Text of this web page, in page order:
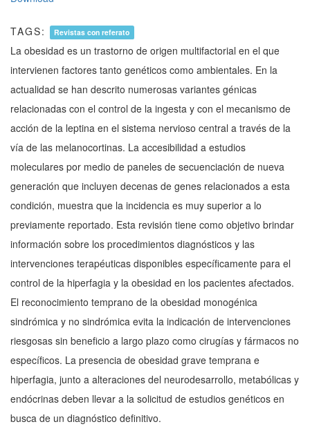
TAGS: Revistas con referato
La obesidad es un trastorno de origen multifactorial en el que
intervienen factores tanto genéticos como ambientales. En la
actualidad se han descrito numerosas variantes génicas
relacionadas con el control de la ingesta y con el mecanismo de
acción de la leptina en el sistema nervioso central a través de la
vía de las melanocortinas. La accesibilidad a estudios
moleculares por medio de paneles de secuenciación de nueva
generación que incluyen decenas de genes relacionados a esta
condición, muestra que la incidencia es muy superior a lo
previamente reportado. Esta revisión tiene como objetivo brindar
información sobre los procedimientos diagnósticos y las
intervenciones terapéuticas disponibles específicamente para el
control de la hiperfagia y la obesidad en los pacientes afectados.
El reconocimiento temprano de la obesidad monogénica
sindrómica y no sindrómica evita la indicación de intervenciones
riesgosas sin beneficio a largo plazo como cirugías y fármacos no
específicos. La presencia de obesidad grave temprana e
hiperfagia, junto a alteraciones del neurodesarrollo, metabólicas y
endócrinas deben llevar a la solicitud de estudios genéticos en
busca de un diagnóstico definitivo.